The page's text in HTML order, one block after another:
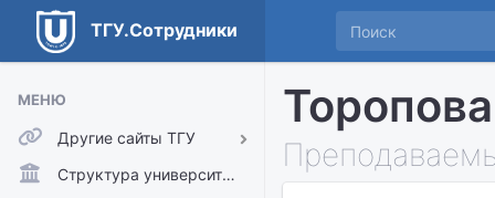
ТГУ.Сотрудники
МЕНЮ
Другие сайты ТГУ
ТГУ.Аккаунты
Структура университета